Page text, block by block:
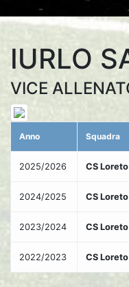
IURLO
VICE
Anno Squadra
2025/2026 CS
2024/2025 CS
2023/2024 CS
2022/2023 CS